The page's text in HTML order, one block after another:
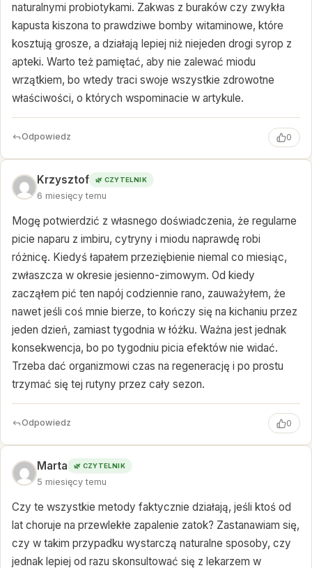
naturalnymi probiotykami. Zakwas z buraków czy zwykła
kapusta kiszona to prawdziwe bomby witaminowe, które
kosztują grosze, a działają lepiej niż niejeden drogi syrop z
apteki. Warto też pamiętać, aby nie zalewać miodu
wrzątkiem, bo wtedy traci swoje wszystkie zdrowotne
właściwości, o których wspominacie w artykule.
Odpowiedz 0
Krzysztof 🌿 CZYTELNIK
6 miesięcy temu
Mogę potwierdzić z własnego doświadczenia, że regularne
picie naparu z imbiru, cytryny i miodu naprawdę robi
różnicę. Kiedyś łapałem przeziębienie niemal co miesiąc,
zwłaszcza w okresie jesienno-zimowym. Od kiedy
zacząłem pić ten napój codziennie rano, zauważyłem, że
nawet jeśli coś mnie bierze, to kończy się na kichaniu przez
jeden dzień, zamiast tygodnia w łóżku. Ważna jest jednak
konsekwencja, bo po tygodniu picia efektów nie widać.
Trzeba dać organizmowi czas na regenerację i po prostu
trzymać się tej rutyny przez cały sezon.
Odpowiedz 0
Marta 🌿 CZYTELNIK
5 miesięcy temu
Czy te wszystkie metody faktycznie działają, jeśli ktoś od
lat choruje na przewlekłe zapalenie zatok? Zastanawiam się,
czy w takim przypadku wystarczą naturalne sposoby, czy
jednak lepiej od razu skonsultować się z lekarzem w